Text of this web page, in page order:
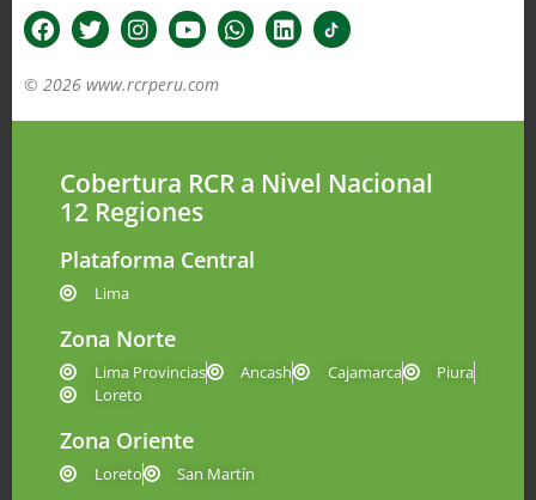
© 2026 www.rcrperu.com
Cobertura RCR a Nivel Nacional
12 Regiones
Plataforma Central
Lima
Zona Norte
Lima Provincias Ancash Cajamarca
Piura
Loreto
Zona Oriente
Loreto San Martín